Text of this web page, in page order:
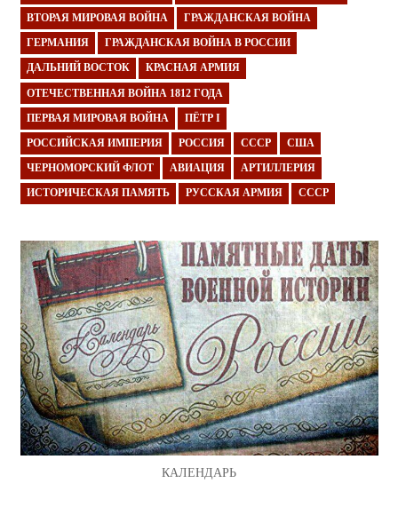
ВТОРАЯ МИРОВАЯ ВОЙНА ГРАЖДАНСКАЯ ВОЙНА
ГЕРМАНИЯ ГРАЖДАНСКАЯ ВОЙНА В РОССИИ
ДАЛЬНИЙ ВОСТОК КРАСНАЯ АРМИЯ
ОТЕЧЕСТВЕННАЯ ВОЙНА 1812 ГОДА
ПЕРВАЯ МИРОВАЯ ВОЙНА ПЁТР I
РОССИЙСКАЯ ИМПЕРИЯ РОССИЯ СССР США
ЧЕРНОМОРСКИЙ ФЛОТ АВИАЦИЯ АРТИЛЛЕРИЯ
ИСТОРИЧЕСКАЯ ПАМЯТЬ РУССКАЯ АРМИЯ СССР
КАЛЕНДАРЬ